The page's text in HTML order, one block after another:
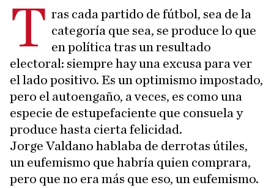
T ras cada partido de fútbol, sea de la
categoría que sea, se produce lo que
en política tras un resultado
electoral: siempre hay una excusa para ver
el lado positivo. Es un optimismo impostado,
pero el autoengaño, a veces, es como una
especie de estupefaciente que consuela y
produce hasta cierta felicidad.
Jorge Valdano hablaba de derrotas útiles,
un eufemismo que habría quien comprara,
pero que no era más que eso, un eufemismo.